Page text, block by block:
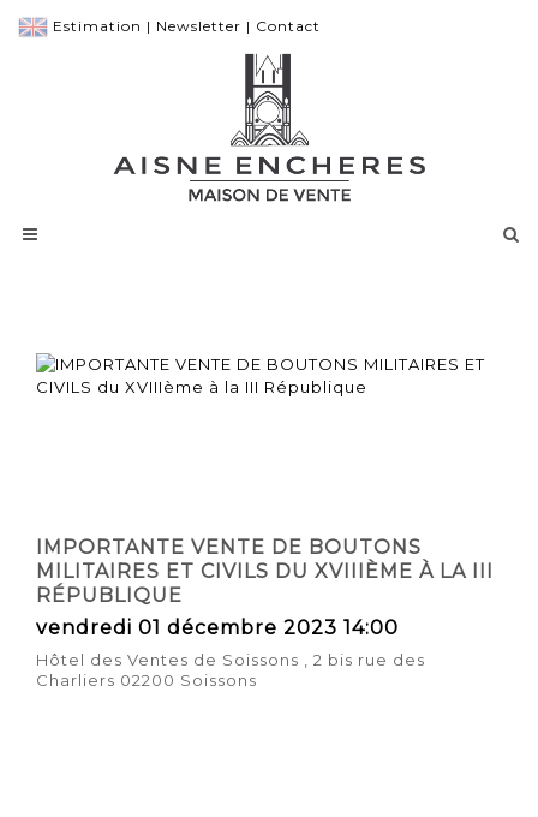
Estimation | Newsletter | Contact
IMPORTANTE VENTE DE BOUTONS
MILITAIRES ET CIVILS DU XVIIIÈME À LA III
RÉPUBLIQUE
vendredi 01 décembre 2023 14:00
Hôtel des Ventes de Soissons , 2 bis rue des
Charliers 02200 Soissons